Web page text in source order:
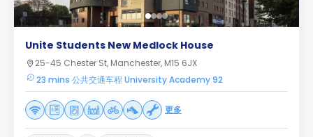
Unite Students New Medlock House
25-45 Chester St, Manchester, M15 6JX
23 mins 公共交通车程 University Academy 92
更多